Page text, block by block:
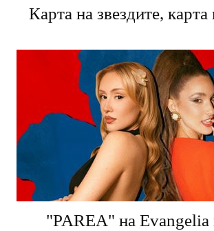
Карта на звездите, карта
"PARЕA" на Evangelia